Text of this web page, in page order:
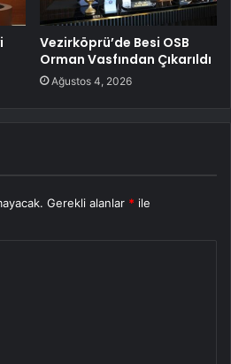
Vezirköprü’de Besi OSB
Orman Vasfından Çıkarıldı
Ağustos 4, 2026
Gerekli alanlar * ile